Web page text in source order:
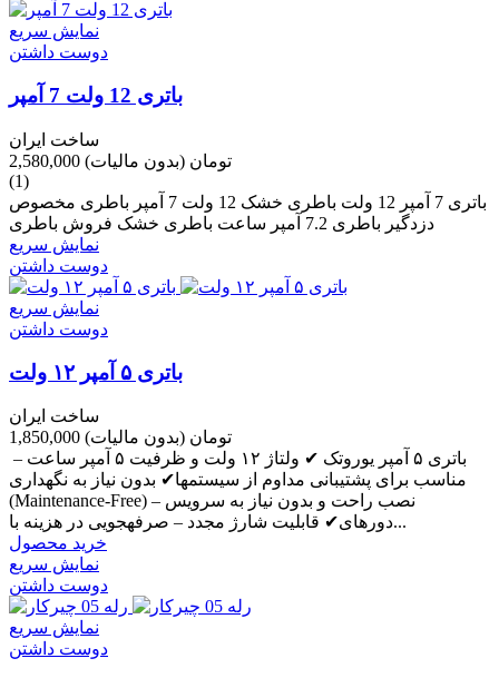
نمایش سریع
دوست داشتن
باتری 12 ولت 7 آمپر
ساخت ایران
2,580,000 تومان (بدون مالیات)
(1)
باتری 7 آمپر 12 ولت باطری خشک 12 ولت 7 آمپر باطری مخصوص
دزدگیر باطری 7.2 آمپر ساعت باطری خشک فروش باطری
نمایش سریع
دوست داشتن
نمایش سریع
دوست داشتن
باتری ۵ آمپر ۱۲ ولت
ساخت ایران
1,850,000 تومان (بدون مالیات)
مناسب برای پشتیبانی مداوم از سیستمها✔ بدون نیاز به نگهداری
(Maintenance-Free) – نصب راحت و بدون نیاز به سرویس
دورهای✔ قابلیت شارژ مجدد – صرفهجویی در هزینه با...
خرید محصول
نمایش سریع
دوست داشتن
نمایش سریع
دوست داشتن